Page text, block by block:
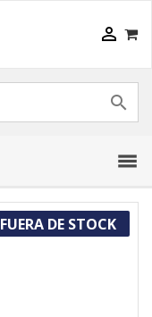


FUERA DE STOCK